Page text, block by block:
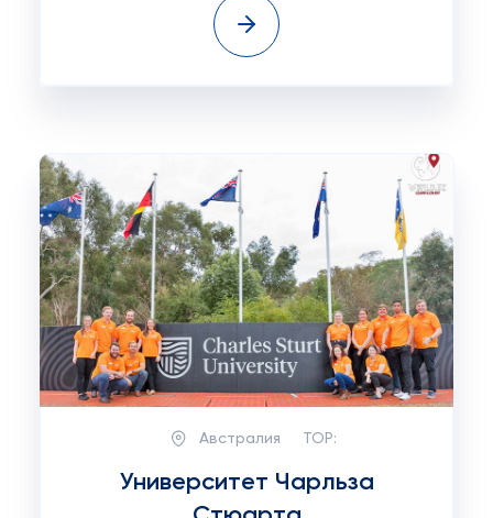
Австралия TOP:
Университет Чарльза